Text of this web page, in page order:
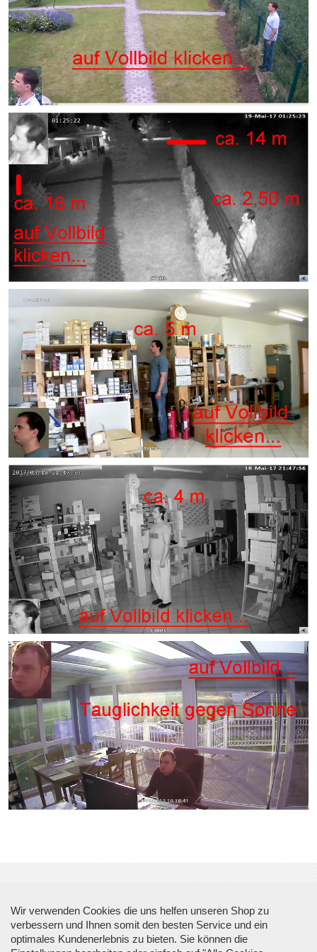
Über Top Sicherheit
Informationen
Wir verwenden Cookies die uns helfen unseren Shop zu
verbessern und Ihnen somit den besten Service und ein
optimales Kundenerlebnis zu bieten. Sie können die